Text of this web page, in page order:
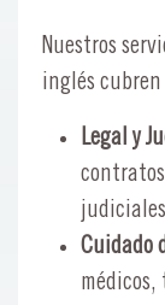
Nuestros
inglés
Legal y
Cuidado